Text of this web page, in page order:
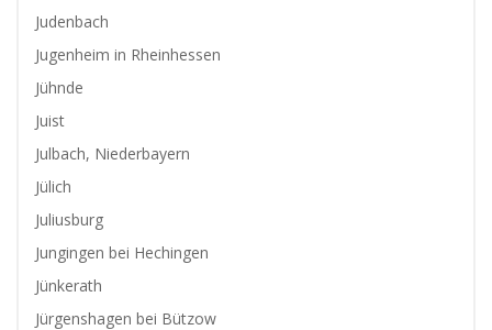
Judenbach
Jugenheim in Rheinhessen
Jühnde
Juist
Julbach, Niederbayern
Jülich
Juliusburg
Jungingen bei Hechingen
Jünkerath
Jürgenshagen bei Bützow